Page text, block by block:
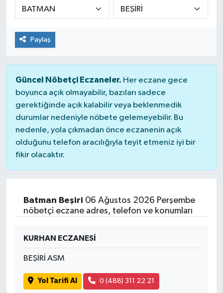
Paylaş
Güncel Nöbetçi Eczaneler. Her eczane gece
boyunca açık olmayabilir, bazıları sadece
gerektiğinde açık kalabilir veya beklenmedik
durumlar nedeniyle nöbete gelemeyebilir. Bu
nedenle, yola çıkmadan önce eczanenin açık
olduğunu telefon aracılığıyla teyit etmeniz iyi bir
fikir olacaktır.
Batman Beşiri 06 Ağustos 2026 Perşembe
nöbetçi eczane adres, telefon ve konumları
KURHAN ECZANESİ
BEŞİRİ ASM
Yol Tarifi Al 0 (488) 311 22 21
ŞİRKET PANO
SÖYLEŞİ
YAŞAM